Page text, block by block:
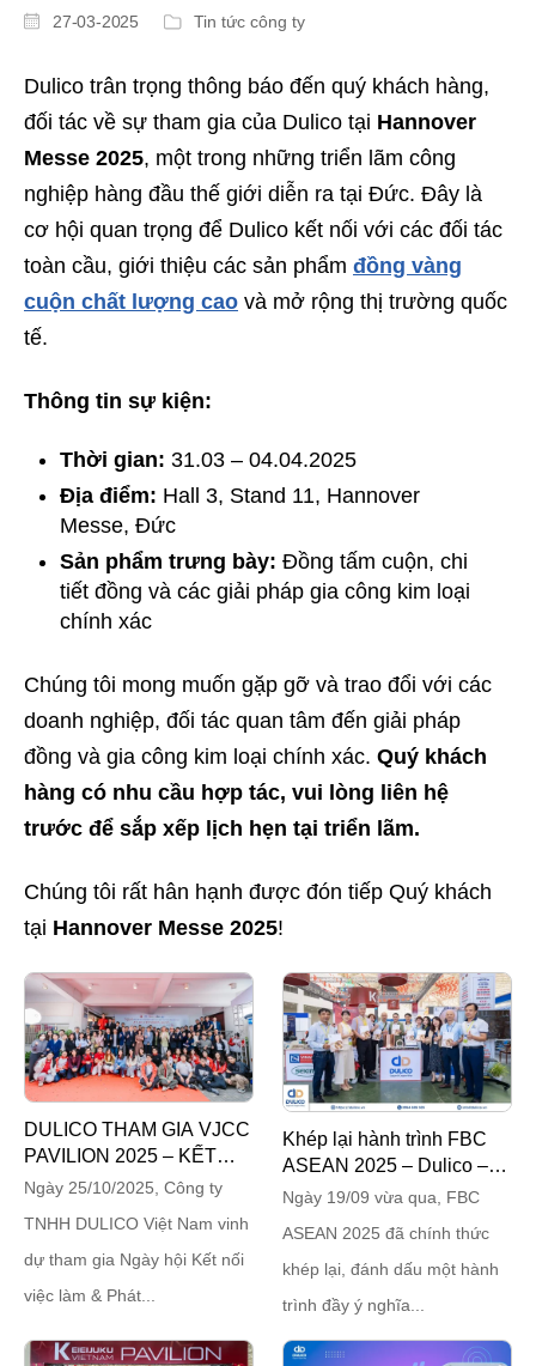
27-03-2025 Tin tức công ty
Dulico trân trọng thông báo đến quý khách hàng,
đối tác về sự tham gia của Dulico tại Hannover
Messe 2025, một trong những triển lãm công
nghiệp hàng đầu thế giới diễn ra tại Đức. Đây là
cơ hội quan trọng để Dulico kết nối với các đối tác
toàn cầu, giới thiệu các sản phẩm đồng vàng
cuộn chất lượng cao và mở rộng thị trường quốc
tế.
Thông tin sự kiện:
Thời gian: 31.03 – 04.04.2025
Địa điểm: Hall 3, Stand 11, Hannover
Messe, Đức
Sản phẩm trưng bày: Đồng tấm cuộn, chi
tiết đồng và các giải pháp gia công kim loại
chính xác
Chúng tôi mong muốn gặp gỡ và trao đổi với các
doanh nghiệp, đối tác quan tâm đến giải pháp
đồng và gia công kim loại chính xác. Quý khách
hàng có nhu cầu hợp tác, vui lòng liên hệ
trước để sắp xếp lịch hẹn tại triển lãm.
Chúng tôi rất hân hạnh được đón tiếp Quý khách
tại Hannover Messe 2025!
DULICO THAM GIA VJCC
PAVILION 2025 – KẾT
NỐI CƠ HỘI, PHÁT
Ngày 25/10/2025, Công ty
TNHH DULICO Việt Nam vinh
dự tham gia Ngày hội Kết nối
việc làm & Phát...
Khép lại hành trình FBC
ASEAN 2025 – Dulico –
Kết nối, hợp tác và phát
Ngày 19/09 vừa qua, FBC
ASEAN 2025 đã chính thức
khép lại, đánh dấu một hành
trình đầy ý nghĩa...